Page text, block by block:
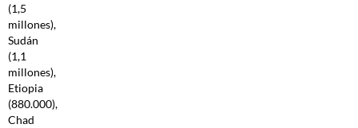
(1,5
millones),
Sudán
(1,1
millones),
Etiopia
(880.000),
Chad